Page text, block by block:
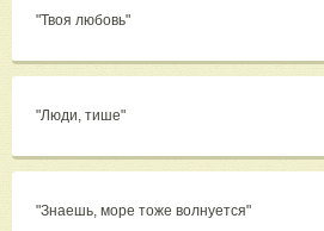
"Твоя любовь"
"Люди, тише"
"Знаешь, море тоже волнуется"